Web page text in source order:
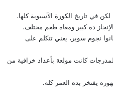
في تاريخ الكورة الآسيوية كلها.
ده كبير ومعاه طعم مختلف.
نجوم سوبر، يعني تتكلم على
كانت مولعة بأعداد خرافية من
يفتخر بده العمر كله.